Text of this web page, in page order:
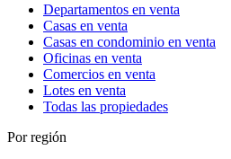
Departamentos en venta
Casas en venta
Casas en condominio en venta
Oficinas en venta
Comercios en venta
Lotes en venta
Todas las propiedades
Por región